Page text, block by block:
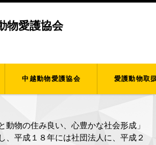
物愛護協会
中越動物愛護協会 愛護動物取
物の住み良い、心豊かな社会形成」
、平成１８年には社団法人に、平成２